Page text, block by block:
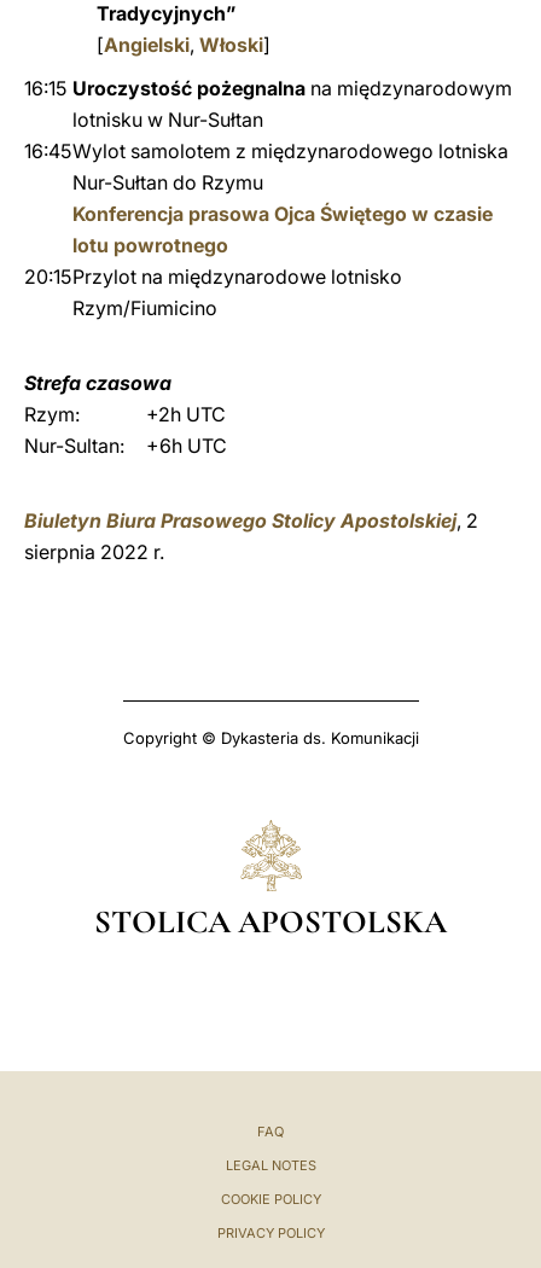
Tradycyjnych”
[Angielski, Włoski]
16:15 Uroczystość pożegnalna na międzynarodowym
lotnisku w Nur-Sułtan
16:45Wylot samolotem z międzynarodowego lotniska
Nur-Sułtan do Rzymu
Konferencja prasowa Ojca Świętego w czasie
lotu powrotnego
20:15Przylot na międzynarodowe lotnisko
Rzym/Fiumicino
Strefa czasowa
Rzym:
+2h UTC
Nur-Sultan:
+6h UTC
Biuletyn Biura Prasowego Stolicy Apostolskiej, 2
sierpnia 2022 r.
Copyright © Dykasteria ds. Komunikacji
STOLICA APOSTOLSKA
FAQ
LEGAL NOTES
COOKIE POLICY
PRIVACY POLICY